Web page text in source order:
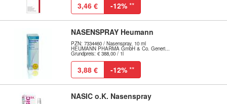
3,46 € -12% **
NASENSPRAY Heumann
PZN: 7334460 / Nasenspray, 10 ml
HEUMANN PHARMA GmbH & Co. Generi...
Grundpreis: € 388,00 / 1l
3,88 € -12% **
NASIC o.K. Nasenspray